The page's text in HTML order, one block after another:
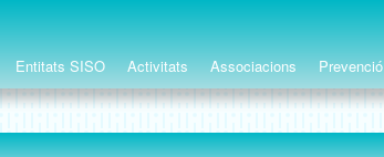
Entitats SISO Activitats Associacions Prevenció